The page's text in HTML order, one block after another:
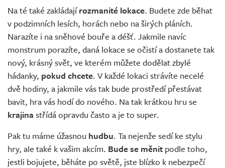
Na té také zakládajírozmanité lokace. Budete zde běhat
v podzimních lesích, horách nebo na širých pláních.
Narazíte i na sněhové bouře a déšť. Jakmile navíc
monstrum porazíte, daná lokace se očistí a dostanete tak
nový, krásný svět, ve kterém můžete dodělat zbylé
hádanky, pokud chcete. V každé lokaci strávíte necelé
dvě hodiny, a jakmile vás tak bude prostředí přestávat
bavit, hra vás hodí do nového. Na tak krátkou hru se
krajinastřídá opravdu často a je to super.
Pak tu máme úžasnou hudbu. Ta nejenže sedí ke stylu
hry, ale také k vašim akcím. Bude se měnit podle toho,
jestli bojujete, běháte po světě, jste blízko k nebezpečí